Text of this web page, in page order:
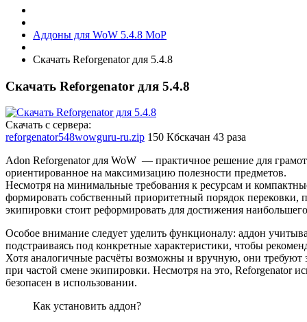
Аддоны для WoW 5.4.8 MoP
Скачать Reforgenator для 5.4.8
Скачать Reforgenator для 5.4.8
Скачать с сервера:
reforgenator548wowguru-ru.zip 150 Кбскачан 43 раза
Adon Reforgenator для WoW — практичное решение для
ориентированное на максимизацию полезности предметов.
Несмотря на минимальные требования к ресурсам и
формировать собственный приоритетный порядок перековки,
экипировки стоит реформировать для достижения
Особое внимание следует уделить функционалу: аддон
подстраиваясь под конкретные характеристики, чтобы
Хотя аналогичные расчёты возможны и вручную, они требуют
при частой смене экипировки. Несмотря на это, Reforgenator
безопасен в использовании.
Как установить аддон?